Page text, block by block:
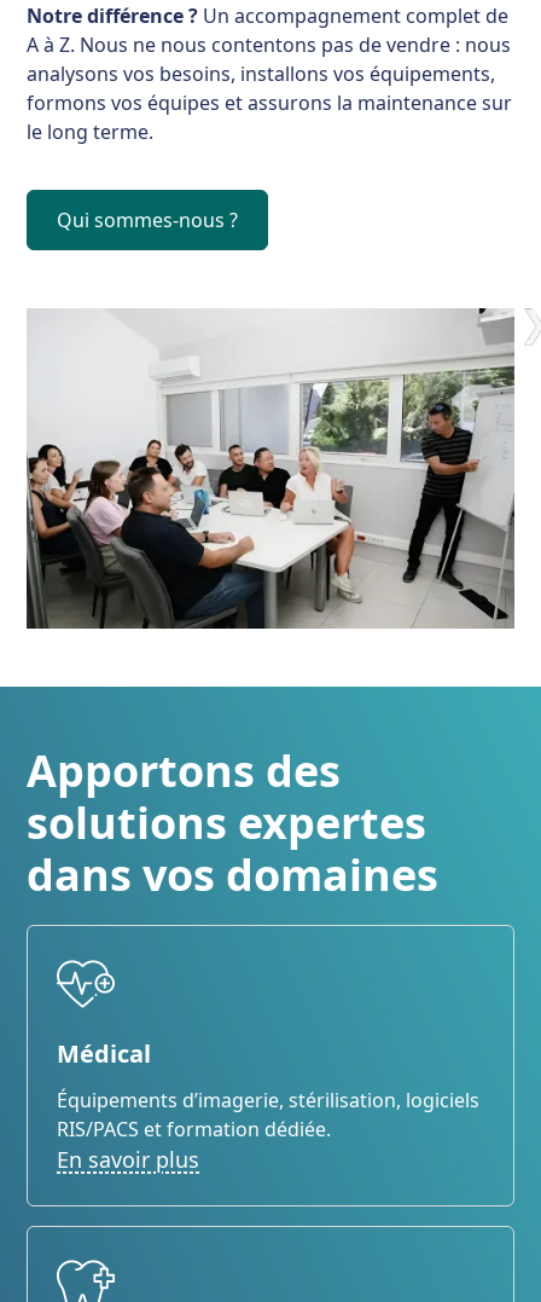
Notre différence ? Un accompagnement complet de
A à Z. Nous ne nous contentons pas de vendre : nous
analysons vos besoins, installons vos équipements,
formons vos équipes et assurons la maintenance sur
le long terme.
Qui sommes-nous ?
Apportons des
solutions expertes
dans vos domaines
Médical
Équipements d’imagerie, stérilisation, logiciels
RIS/PACS et formation dédiée.
En savoir plus